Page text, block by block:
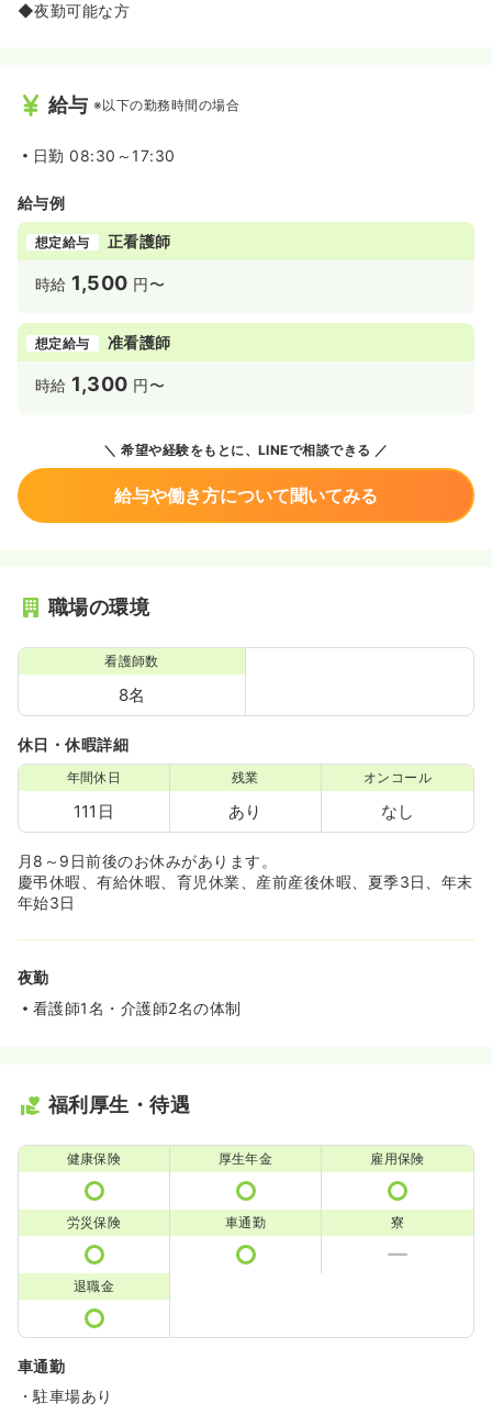
◆夜勤可能な方
給与 ※以下の勤務時間の場合
日勤 08:30～17:30
給与例
想定給与 正看護師
時給 1,500 円〜
想定給与 准看護師
時給 1,300 円〜
希望や経験をもとに、LINEで相談できる
給与や働き方について聞いてみる
職場の環境
看護師数
8名
休日・休暇詳細
年間休日
111日
残業
あり
オンコール
なし
月8～9日前後のお休みがあります。
慶弔休暇、有給休暇、育児休業、産前産後休暇、夏季3日、年末
年始3日
夜勤
看護師1名・介護師2名の体制
福利厚生・待遇
健康保険 厚生年金 雇用保険
労災保険 車通勤 寮
退職金
車通勤
・駐車場あり